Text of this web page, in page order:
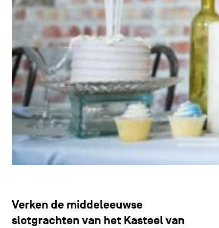
Verken de middeleeuwse
slotgrachten van het Kasteel van